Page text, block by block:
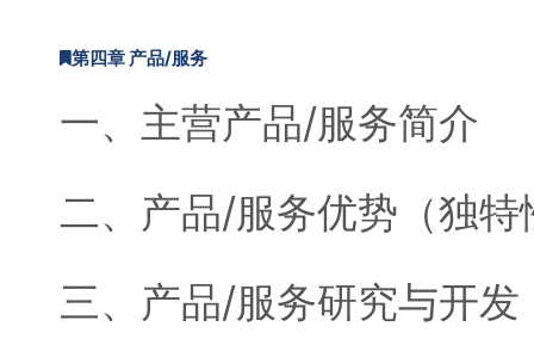
第四章 产品/服务
一、主营产品/服务简介
二、产品/服务优势（独特
三、产品/服务研究与开发